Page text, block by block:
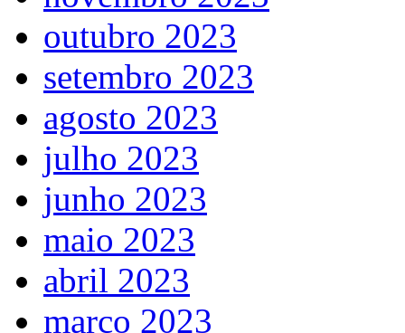
outubro 2023
setembro 2023
agosto 2023
julho 2023
junho 2023
maio 2023
abril 2023
março 2023